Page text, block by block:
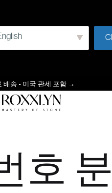
배송 - 미국 관세 포함 →
달
호